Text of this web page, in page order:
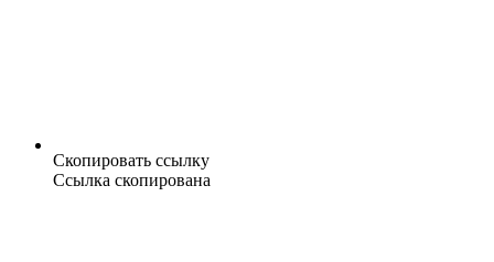
Скопировать ссылку
Ссылка скопирована